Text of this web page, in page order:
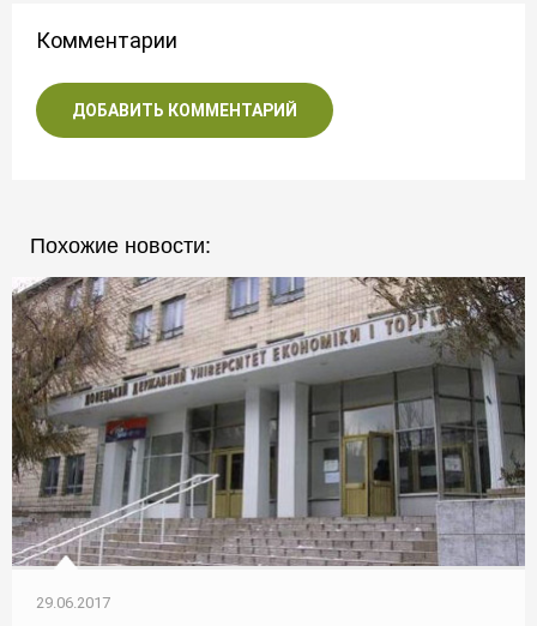
Комментарии
ДОБАВИТЬ КОММЕНТАРИЙ
Похожие новости:
29.06.2017